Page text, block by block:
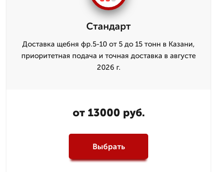
Стандарт
Доставка щебня фр.5-10 от 5 до 15 тонн в Казани,
приоритетная подача и точная доставка в августе
2026 г.
от 13000 руб.
Выбрать